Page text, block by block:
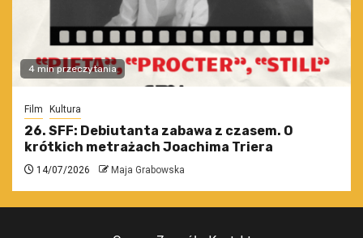
4 min przeczytania
Film Kultura
26. SFF: Debiutanta zabawa z czasem. O
krótkich metrażach Joachima Triera
14/07/2026 Maja Grabowska